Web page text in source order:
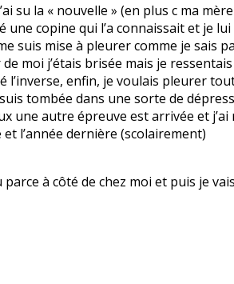
su la « nouvelle » (en plus c ma
copine qui l’a connaissait et je
suis mise à pleurer comme je sais
moi j’étais brisée mais je
enfin, je voulais pleurer
tombée dans une sorte de
une autre épreuve est arrivée et
l’année dernière (scolairement)
à côté de chez moi et puis je